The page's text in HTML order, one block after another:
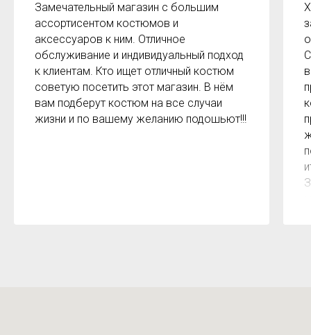
Замечательный магазин с большим
ассортисентом костюмов и
аксессуаров к ним. Отличное
обслуживание и индивидуальный подход
к клиентам. Кто ищет отличный костюм
советую посетить этот магазин. В нём
вам подберут костюм на все случаи
жизни и по вашему желанию подошьют!!!